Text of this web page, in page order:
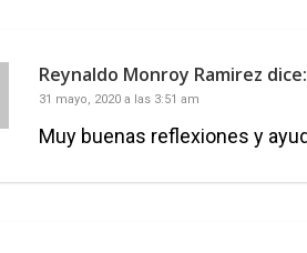
Reynaldo Monroy Ramirez dice:
31 mayo, 2020 a las 3:51 am
Muy buenas reflexiones y